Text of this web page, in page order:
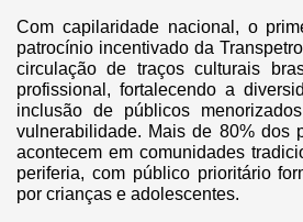
Com capilaridade nacional, o
patrocínio incentivado da
circulação de traços culturais
profissional, fortalecendo a
inclusão de públicos
vulnerabilidade. Mais de 80% dos
acontecem em comunidades
periferia, com público prioritário
por crianças e adolescentes.